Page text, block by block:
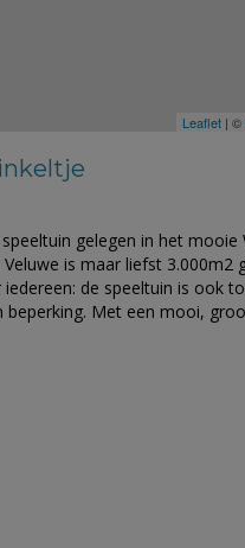
Leaflet | ©
gelegen in het mooie
is maar liefst 3.000m2
de speeltuin is ook
beperking. Met een mooi,